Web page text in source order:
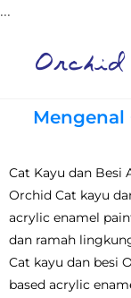
...
Mengenal
Cat Kayu dan Besi
Orchid Cat kayu
acrylic enamel
dan ramah
Cat kayu dan besi
based acrylic